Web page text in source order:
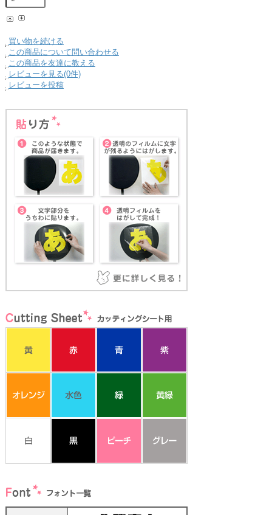
買い物を続ける
この商品について問い合わせる
この商品を友達に教える
レビューを見る(0件)
レビューを投稿